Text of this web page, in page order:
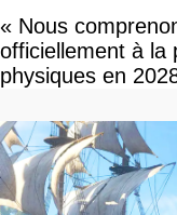
« Nous
officiellement à la
physiques en